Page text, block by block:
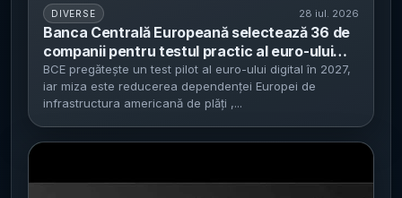
DIVERSE 28 iul. 2026
Banca Centrală Europeană selectează 36 de
companii pentru testul practic al euro-ului
digital - faza pilot începe în a doua jumătate
din 2027 și vizează reducerea dependenței
de Visa și Mastercard
BCE pregătește un test pilot al euro-ului digital în 2027,
iar miza este reducerea dependenței Europei de
infrastructura americană de plăți ,...